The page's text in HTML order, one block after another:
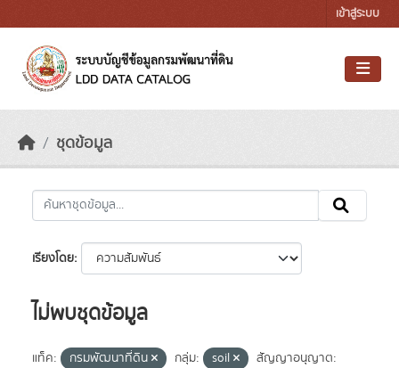
เข้าสู่ระบบ
ชุดข้อมูล
เรียงโดย
ไม่พบชุดข้อมูล
แท็ค: กรมพัฒนาที่ดิน กลุ่ม: soil
สัญญาอนุญาต: